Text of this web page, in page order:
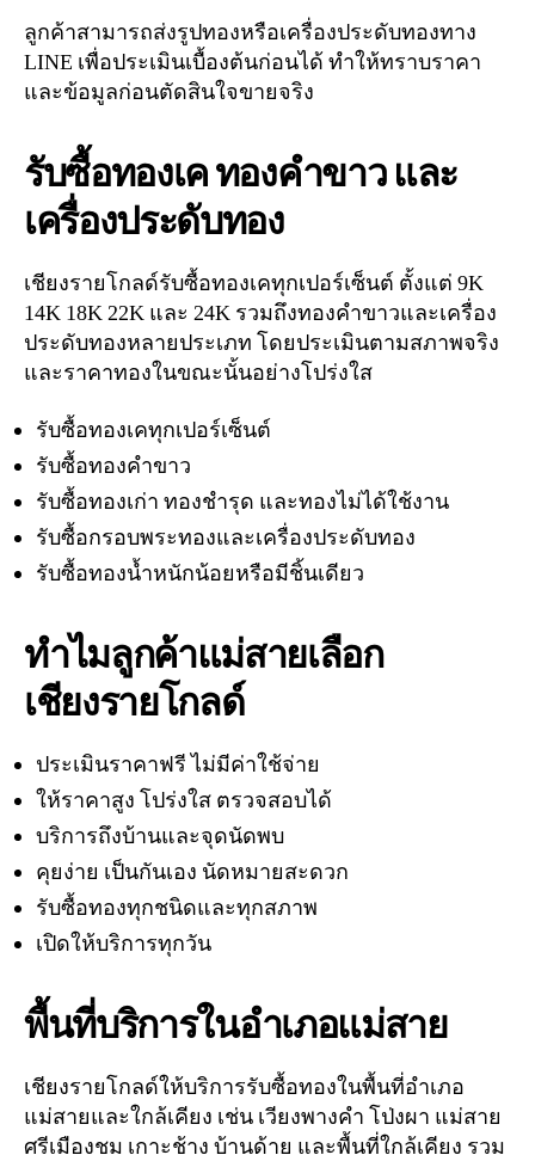
ลูกค้าสามารถส่งรูปทองหรือเครื่องประดับทองทาง
LINE เพื่อประเมินเบื้องต้นก่อนได้ ทำให้ทราบราคา
และข้อมูลก่อนตัดสินใจขายจริง
รับซื้อทองเค ทองคำขาว และ
เครื่องประดับทอง
เชียงรายโกลด์รับซื้อทองเคทุกเปอร์เซ็นต์ ตั้งแต่ 9K
14K 18K 22K และ 24K รวมถึงทองคำขาวและเครื่อง
ประดับทองหลายประเภท โดยประเมินตามสภาพจริง
และราคาทองในขณะนั้นอย่างโปร่งใส
รับซื้อทองเคทุกเปอร์เซ็นต์
รับซื้อทองคำขาว
รับซื้อทองเก่า ทองชำรุด และทองไม่ได้ใช้งาน
รับซื้อกรอบพระทองและเครื่องประดับทอง
รับซื้อทองน้ำหนักน้อยหรือมีชิ้นเดียว
ทำไมลูกค้าแม่สายเลือก
เชียงรายโกลด์
ประเมินราคาฟรี ไม่มีค่าใช้จ่าย
ให้ราคาสูง โปร่งใส ตรวจสอบได้
บริการถึงบ้านและจุดนัดพบ
คุยง่าย เป็นกันเอง นัดหมายสะดวก
รับซื้อทองทุกชนิดและทุกสภาพ
เปิดให้บริการทุกวัน
พื้นที่บริการในอำเภอแม่สาย
เชียงรายโกลด์ให้บริการรับซื้อทองในพื้นที่อำเภอ
แม่สายและใกล้เคียง เช่น เวียงพางคำ โป่งผา แม่สาย
ศรีเมืองชุม เกาะช้าง บ้านด้าย และพื้นที่ใกล้เคียง รวม